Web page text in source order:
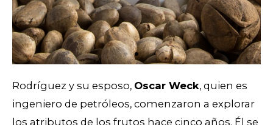
Rodríguez y su esposo, Oscar Weck, quien es
ingeniero de petróleos, comenzaron a explorar
los atributos de los frutos hace cinco años. Él se